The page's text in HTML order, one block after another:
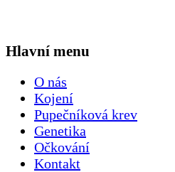
Hlavní menu
O nás
Kojení
Pupečníková krev
Genetika
Očkování
Kontakt